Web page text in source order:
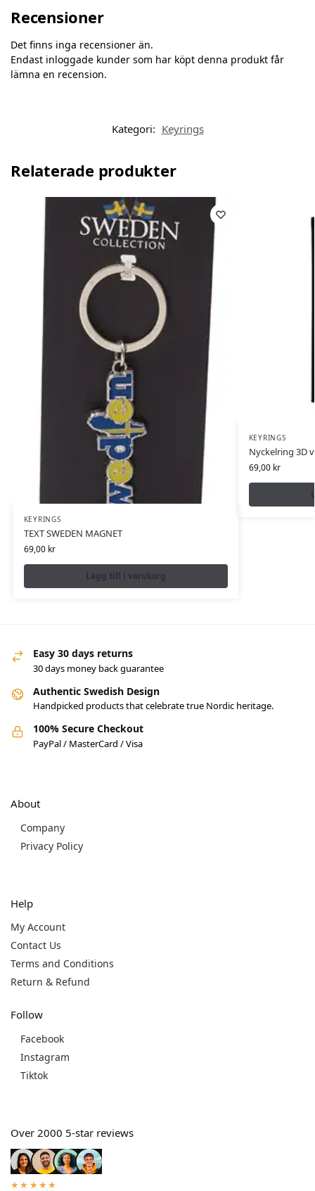
Recensioner
Det finns inga recensioner än.
Endast inloggade kunder som har köpt denna produkt får
lämna en recension.
Kategori: Keyrings
Relaterade produkter
KEYRINGS
TEXT SWEDEN MAGNET
69,00 kr
Lägg till i varukorg
KEYRINGS
Nyckelring 3D
69,00 kr
Easy 30 days returns
30 days money back guarantee
Authentic Swedish Design
Handpicked products that celebrate true Nordic heritage.
100% Secure Checkout
PayPal / MasterCard / Visa
About
Company
Privacy Policy
Help
My Account
Contact Us
Terms and Conditions
Return & Refund
Follow
Facebook
Instagram
Tiktok
Over 2000 5-star reviews
★★★★★